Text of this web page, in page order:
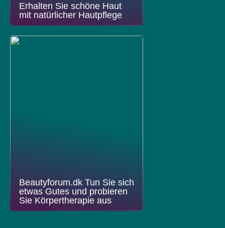
Erhalten Sie schöne Haut
mit natürlicher Hautpflege
Beautyforum.dk Tun Sie sich
etwas Gutes und probieren
Sie Körpertherapie aus